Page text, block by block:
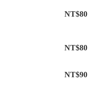
NT$80
NT$80
NT$90